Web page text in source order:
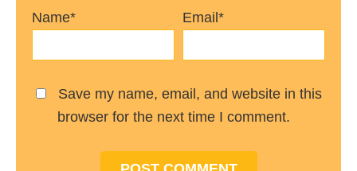
Name* Email*
Save my name, email, and website in this
browser for the next time I comment.